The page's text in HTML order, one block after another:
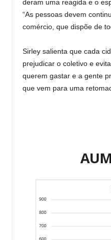
deram uma reagida e o
“As pessoas devem
comércio, que dispõe de
Sirley salienta que cada
prejudicar o coletivo e
querem gastar e a gente
que vem para uma